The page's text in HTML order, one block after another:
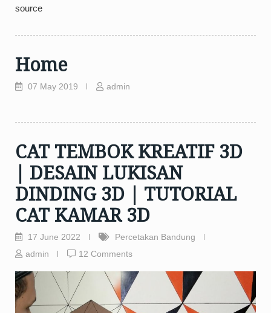
source
Home
07 May 2019 admin
CAT TEMBOK KREATIF 3D
| DESAIN LUKISAN
DINDING 3D | TUTORIAL
CAT KAMAR 3D
17 June 2022
Percetakan Bandung
admin
12 Comments